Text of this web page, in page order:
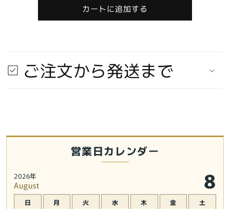
シ
ヤ
艦
ナ
ケ
シ
ヤ
艦
ナ
ケ
グ
カートに追加する
ご注文から発送まで
営業日カレンダー
2026年
August 8
日 月 火 水 木 金 土